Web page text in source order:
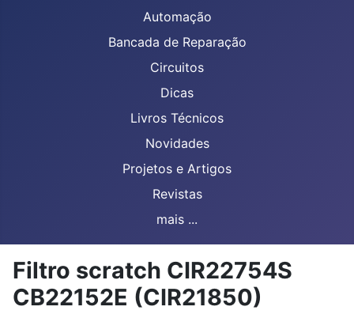
Automação
Bancada de Reparação
Circuitos
Dicas
Livros Técnicos
Novidades
Projetos e Artigos
Revistas
mais ...
Filtro scratch CIR22754S
CB22152E (CIR21850)